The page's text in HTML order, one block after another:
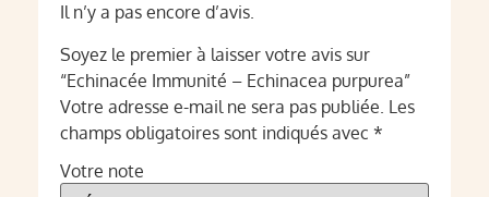
Il n’y a pas encore d’avis.
Soyez le premier à laisser votre avis sur
“Echinacée Immunité – Echinacea purpurea”
Votre adresse e-mail ne sera pas publiée. Les
champs obligatoires sont indiqués avec *
Votre note